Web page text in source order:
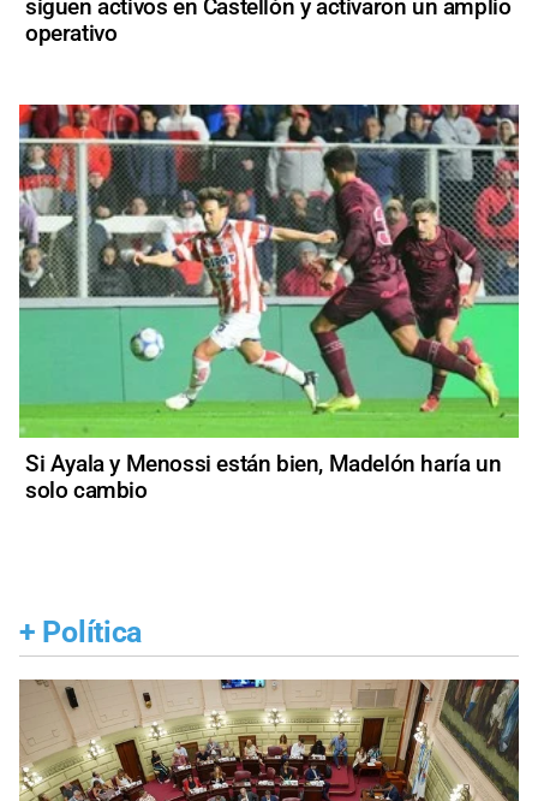
siguen activos en Castellón y activaron un amplio
operativo
Si Ayala y Menossi están bien, Madelón haría un
solo cambio
+ Política